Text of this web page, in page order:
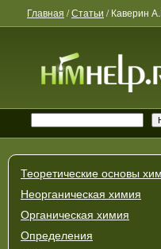
Главная /Статьи /Каверин
Теоретические основы
Неорганическая химия
Органическая химия
Определения